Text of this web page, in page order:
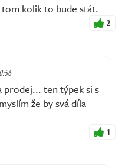
tom kolik to bude stát.
2
prodej... ten týpek si s
že by svá díla
1